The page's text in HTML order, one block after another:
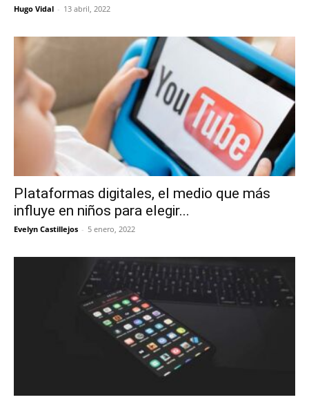
Hugo Vidal - 13 abril, 2022
Plataformas digitales, el medio que más
influye en niños para elegir...
Evelyn Castillejos - 5 enero, 2022